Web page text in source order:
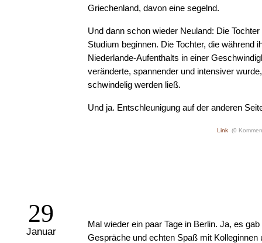
Griechenland, davon eine segelnd.
Und dann schon wieder Neuland: Die
Studium beginnen. Die Tochter, die während
Niederlande-Aufenthalts in einer
veränderte, spannender und intensiver
schwindelig werden ließ.
Und ja. Entschleunigung auf der anderen
Link (0
29
Januar
Mal wieder ein paar Tage in Berlin. Ja, es
Gespräche und echten Spaß mit Kolleginnen